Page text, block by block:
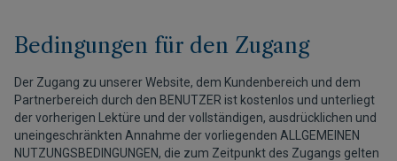
Bedingungen für den Zugang
Der Zugang zu unserer Website, dem Kundenbereich und dem
Partnerbereich durch den BENUTZER ist kostenlos und unterliegt
der vorherigen Lektüre und der vollständigen, ausdrücklichen und
uneingeschränkten Annahme der vorliegenden ALLGEMEINEN
NUTZUNGSBEDINGUNGEN, die zum Zeitpunkt des Zugangs gelten